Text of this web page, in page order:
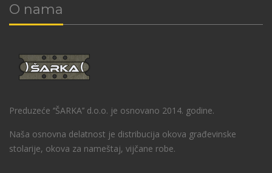
O nama
Preduzeće ‘’ŠARKA’’ d.o.o. je osnovano 2014. godine.
Naša osnovna delatnost je distribucija okova građevinske
stolarije, okova za nameštaj, vijčane robe.